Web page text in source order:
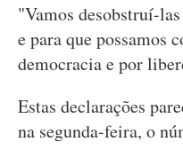
"Vamos desobstruí-
e para que possamos
democracia e por
Estas declarações
na segunda-feira, o